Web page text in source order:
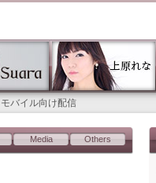
バイル向け配信
Media Others